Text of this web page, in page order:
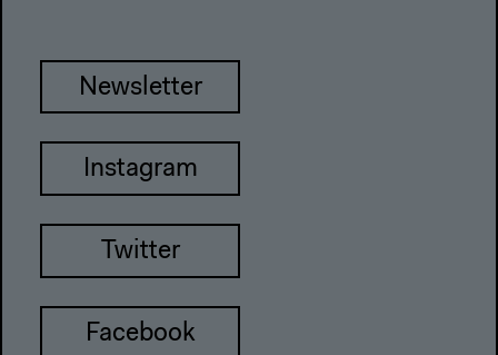
Newsletter
Instagram
Twitter
Facebook